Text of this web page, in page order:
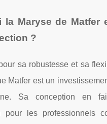
la Maryse de Matfer
?
sa robustesse et sa
Matfer est un
Sa conception en
pour les professionnels